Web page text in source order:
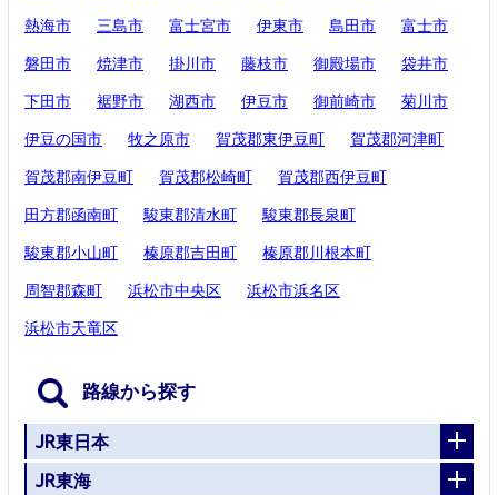
熱海市 三島市 富士宮市 伊東市 島田市 富士市
磐田市 焼津市 掛川市 藤枝市 御殿場市 袋井市
下田市 裾野市 湖西市 伊豆市 御前崎市 菊川市
伊豆の国市 牧之原市 賀茂郡東伊豆町 賀茂郡河津町
賀茂郡南伊豆町 賀茂郡松崎町 賀茂郡西伊豆町
田方郡函南町 駿東郡清水町 駿東郡長泉町
駿東郡小山町 榛原郡吉田町 榛原郡川根本町
周智郡森町 浜松市中央区 浜松市浜名区
浜松市天竜区
路線から探す
JR東日本
JR東海